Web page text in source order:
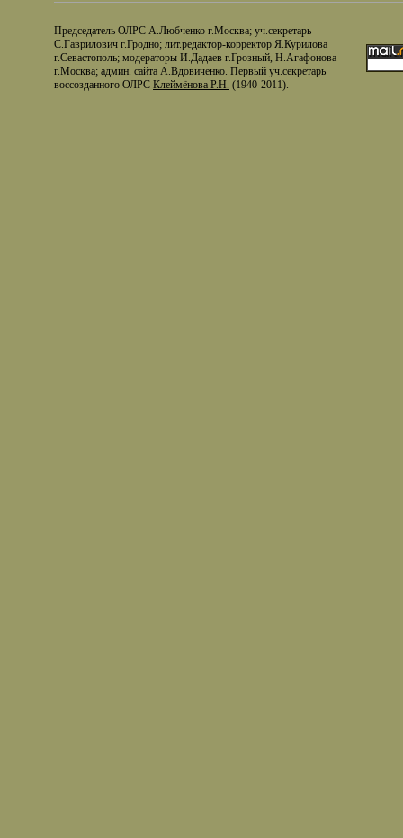
Председатель ОЛРС А.Любченко г.Москва; уч.секретарь
С.Гаврилович г.Гродно; лит.редактор-корректор Я.Курилова
г.Севастополь; модераторы И.Дадаев г.Грозный, Н.Агафонова
г.Москва; админ. сайта А.Вдовиченко. Первый уч.секретарь
воссозданного ОЛРС Клеймёнова Р.Н. (1940-2011).